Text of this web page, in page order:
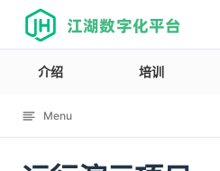
江湖数字化平台
介绍 培训
Menu